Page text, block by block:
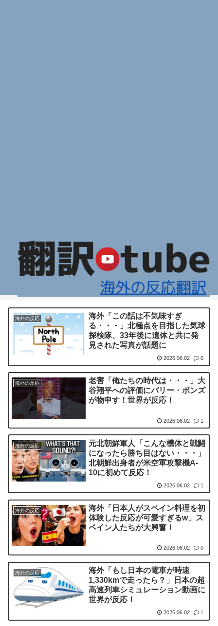
海外の反応
海外「この話は不気味すぎ
る・・・」北極点を目指した気球
探検隊、33年後に遺体と共に発
見された写真が話題に
2026.06.02 0
海外の反応
老害「俺たちの時代は・・・」大
谷翔平への評価にバリー・ボンズ
が物申す！世界が反応！
2026.06.02 1
海外の反応
元北朝鮮軍人「こんな機体と戦闘
になったら勝ち目はない・・・」
北朝鮮出身者が米空軍攻撃機A-
10に初めて反応！
2026.06.02 1
海外の反応
海外「日本人がスペイン料理を初
体験した反応が可愛すぎるw」ス
ペイン人たちが大興奮！
2026.06.02 0
海外の反応
海外「もし日本の電車が時速
1,330kmで走ったら？」日本の超
高速列車シミュレーション動画に
世界が反応！
2026.06.02 1